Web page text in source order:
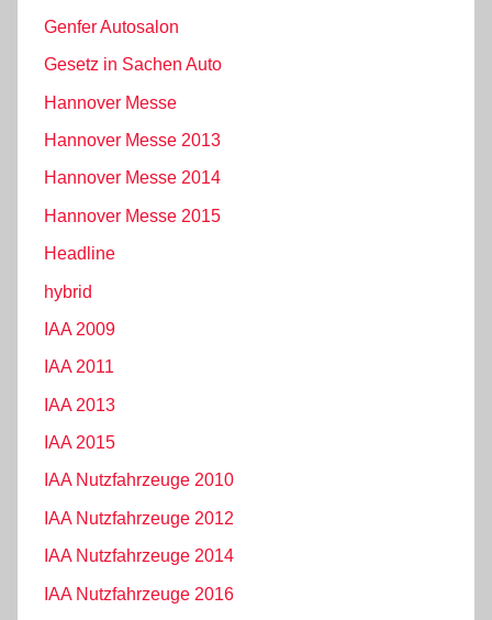
Genfer Autosalon
Gesetz in Sachen Auto
Hannover Messe
Hannover Messe 2013
Hannover Messe 2014
Hannover Messe 2015
Headline
hybrid
IAA 2009
IAA 2011
IAA 2013
IAA 2015
IAA Nutzfahrzeuge 2010
IAA Nutzfahrzeuge 2012
IAA Nutzfahrzeuge 2014
IAA Nutzfahrzeuge 2016